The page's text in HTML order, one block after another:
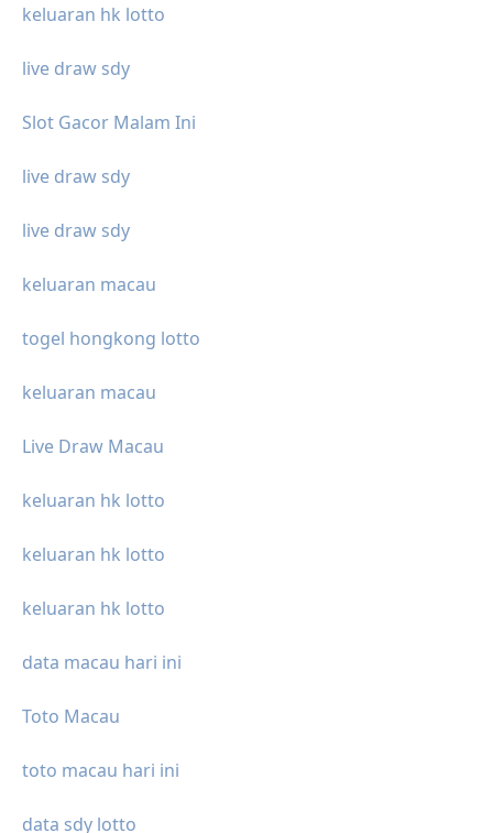
keluaran hk lotto
live draw sdy
Slot Gacor Malam Ini
live draw sdy
live draw sdy
keluaran macau
togel hongkong lotto
keluaran macau
Live Draw Macau
keluaran hk lotto
keluaran hk lotto
keluaran hk lotto
data macau hari ini
Toto Macau
toto macau hari ini
data sdy lotto